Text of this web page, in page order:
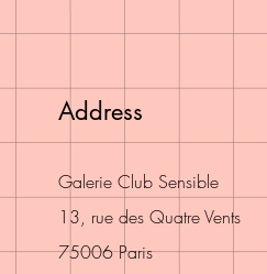
Address
Galerie Club Sensible
13, rue des Quatre Vents
75006 Paris